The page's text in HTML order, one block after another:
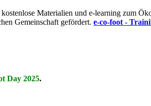
Materialien und e-learning zum
Gemeinschaft gefördert. e-co-foot -
Day 2025.